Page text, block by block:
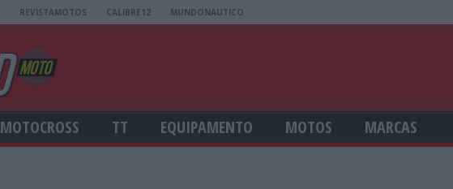
REVISTAMOTOS CALIBRE12 MUNDONAUTICO
MOTOCROSS TT EQUIPAMENTO MOTOS MARCAS